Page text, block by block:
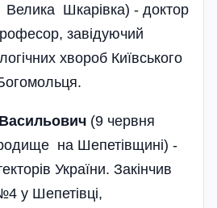
Велика Шкарівка) - доктор
завідуючий
хвороб Київського
(9 червня
на Шепетівщині) -
України. Закінчив
у Шепетівці,